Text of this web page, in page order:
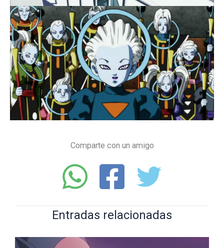
Comparte con un amigo
Entradas relacionadas